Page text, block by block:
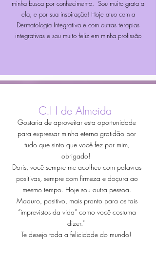
minha busca por conhecimento. Sou muito grata a
ela, e por sua inspiração! Hoje atuo com a
Dermatologia Integrativa e com outras terapias
integrativas e sou muito feliz em minha profissão
C.H de Almeida
Gostaria de aproveitar esta oportunidade
para expressar minha eterna gratidão por
tudo que sinto que você fez por mim,
obrigado!
Doris, você sempre me acolheu com palavras
positivas, sempre com firmeza e doçura ao
mesmo tempo. Hoje sou outra pessoa.
Maduro, positivo, mais pronto para os tais
“imprevistos da vida” como você costuma
dizer."
Te desejo toda a felicidade do mundo!